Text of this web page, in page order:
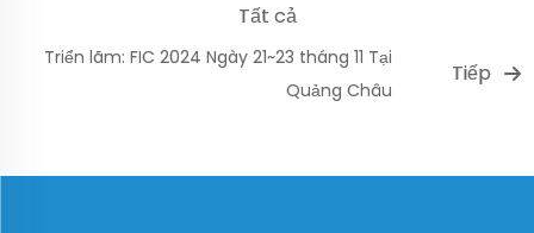
Tất cả
Tiếp
Triển lãm: FIC 2024 Ngày 21~23 tháng 11 Tại
Quảng Châu